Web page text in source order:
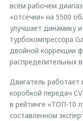
всём рабочем
«отсечки» на 5500
улучшает динамику
турбокомпрессора
двойной коррекции
распределительных
Двигатель работает
коробкой передач
в рейтинге «ТОП-10
составленном